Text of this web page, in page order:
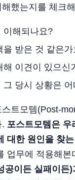
했는지를 체크
이해되나요?
을 받은 것 같은가
해 이견이 있으신
그 당시 상황은
트모템(Post-
포스트모템은 우
대한 원인을 찾
업무에 적용해본
공이든 실패이든)